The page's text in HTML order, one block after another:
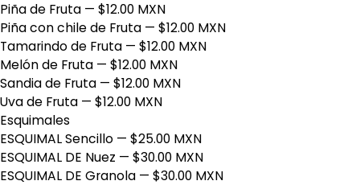
Piña de Fruta — $12.00 MXN
Piña con chile de Fruta — $12.00 MXN
Tamarindo de Fruta — $12.00 MXN
Melón de Fruta — $12.00 MXN
Sandia de Fruta — $12.00 MXN
Uva de Fruta — $12.00 MXN
Esquimales
ESQUIMAL Sencillo — $25.00 MXN
ESQUIMAL DE Nuez — $30.00 MXN
ESQUIMAL DE Granola — $30.00 MXN